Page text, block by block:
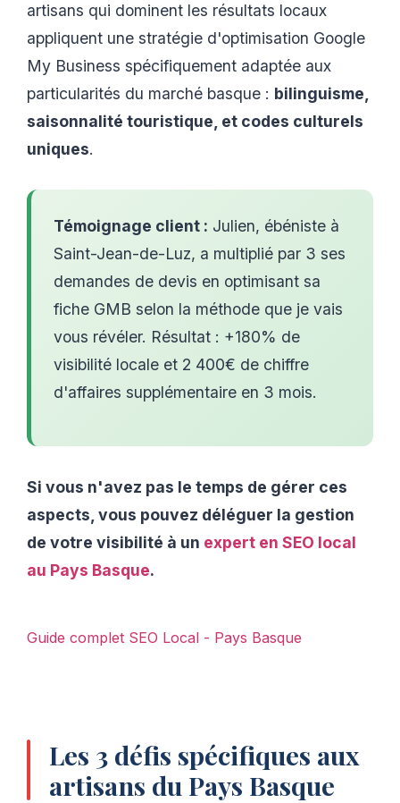
artisans qui dominent les résultats locaux
appliquent une stratégie d'optimisation Google
My Business spécifiquement adaptée aux
particularités du marché basque : bilinguisme,
saisonnalité touristique, et codes culturels
uniques.
Témoignage client : Julien, ébéniste à
Saint-Jean-de-Luz, a multiplié par 3 ses
demandes de devis en optimisant sa
fiche GMB selon la méthode que je vais
vous révéler. Résultat : +180% de
visibilité locale et 2 400€ de chiffre
d'affaires supplémentaire en 3 mois.
Si vous n'avez pas le temps de gérer ces
aspects, vous pouvez déléguer la gestion
de votre visibilité à un expert en SEO local
au Pays Basque.
Guide complet SEO Local - Pays Basque
Les 3 défis spécifiques aux
artisans du Pays Basque